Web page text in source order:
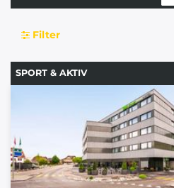
Filter
SPORT & AKTIV